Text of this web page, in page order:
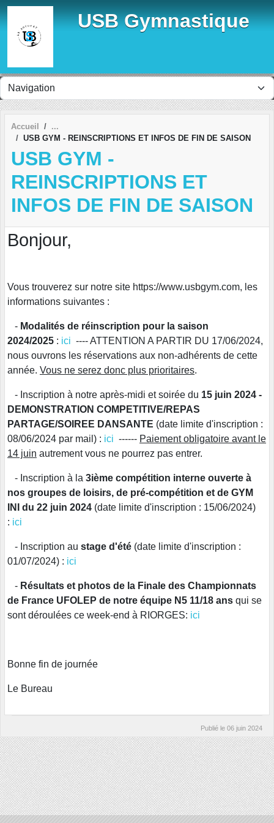
USB Gymnastique
Accueil
USB GYM - REINSCRIPTIONS ET INFOS DE FIN DE SAISON
USB GYM -
REINSCRIPTIONS ET
INFOS DE FIN DE SAISON
Bonjour,
Vous trouverez sur notre site https://www.usbgym.com, les
informations suivantes :
- Modalités de réinscription pour la saison
2024/2025 : ici ---- ATTENTION A PARTIR DU 17/06/2024,
nous ouvrons les réservations aux non-adhérents de cette
année. Vous ne serez donc plus prioritaires.
- Inscription à notre après-midi et soirée du 15 juin 2024 -
DEMONSTRATION COMPETITIVE/REPAS
PARTAGE/SOIREE DANSANTE (date limite d'inscription :
08/06/2024 par mail) : ici ------ Paiement obligatoire avant le
14 juin autrement vous ne pourrez pas entrer.
- Inscription à la 3ième compétition interne ouverte à
nos groupes de loisirs, de pré-compétition et de GYM
INI du 22 juin 2024 (date limite d'inscription : 15/06/2024)
: ici
- Inscription au stage d'été (date limite d'inscription :
01/07/2024) : ici
- Résultats et photos de la Finale des Championnats
de France UFOLEP de notre équipe N5 11/18 ans qui se
sont déroulées ce week-end à RIORGES: ici
Bonne fin de journée
Le Bureau
Publié le 06 juin 2024
Panneau de gestion des cookies